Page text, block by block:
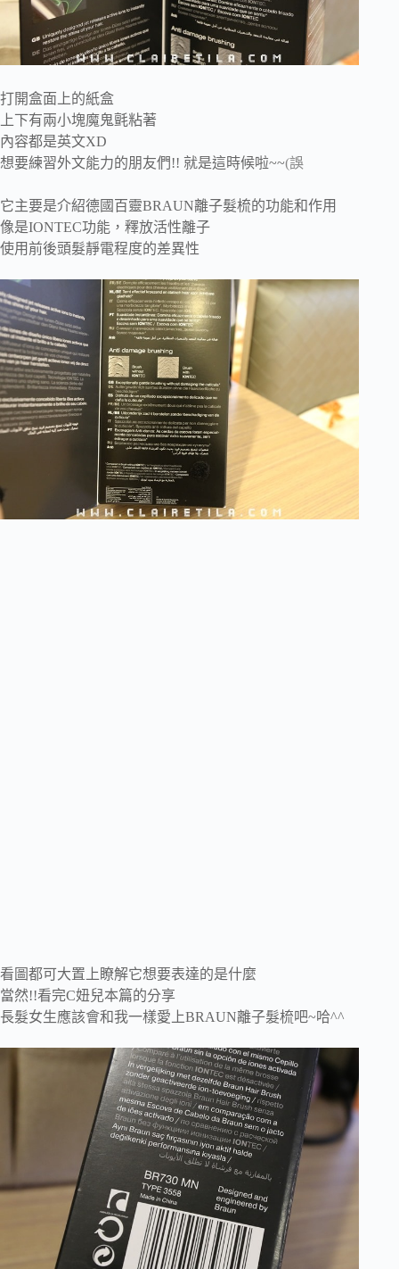
打開盒面上的紙盒
上下有兩小塊魔鬼氈粘著
內容都是英文XD
想要練習外文能力的朋友們!! 就是這時候啦~~(誤
它主要是介紹德國百靈BRAUN離子髮梳的功能和作用
像是IONTEC功能，釋放活性離子
使用前後頭髮靜電程度的差異性
看圖都可大置上瞭解它想要表達的是什麼
當然!!看完C妞兒本篇的分享
長髮女生應該會和我一樣愛上BRAUN離子髮梳吧~哈^^